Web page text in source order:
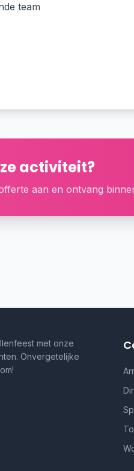
team
activiteit?
aan en ontvang
met onze
Onvergetelijke